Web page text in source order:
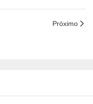
Próximo